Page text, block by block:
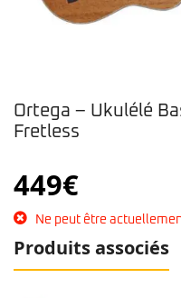
Ortega – Ukulélé
Fretless
449€
Ne peut être
Produits associés